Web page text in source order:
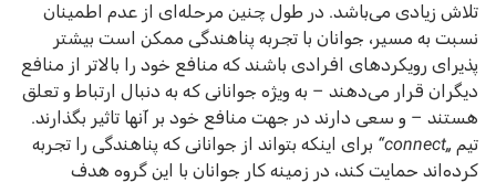
تلاش زیادی می‌باشد. در طول چنین مرحله‌ای از عدم اطمینان
نسبت به مسیر، جوانان با تجربه پناهندگی ممکن است بیشتر
پذیرای رویکردهای افرادی باشند که منافع خود را بالاتر از منافع
دیگران قرار می‌دهند – به ویژه جوانانی که به دنبال ارتباط و تعلق
هستند – و سعی دارند در جهت منافع خود بر آنها تاثیر بگذارند.
تیم „connect“
برای اینکه بتواند از جوانانی که پناهندگی را تجربه
کرده‌اند حمایت کند، در زمینه کار جوانان با این گروه هدف